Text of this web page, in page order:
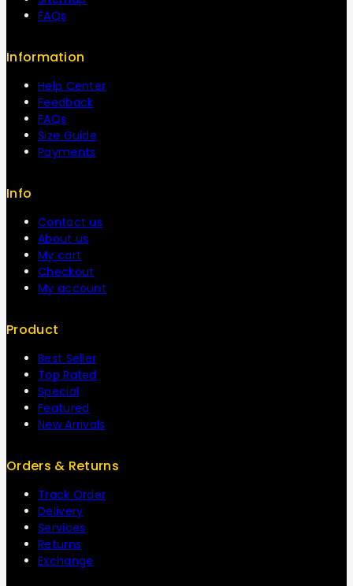
FAQs
Information
Help Center
Feedback
FAQs
Size Guide
Payments
Info
Contact us
About us
My cart
Checkout
My account
Product
Best Seller
Top Rated
Special
Featured
New Arrivals
Orders & Returns
Track Order
Delivery
Services
Returns
Exchange